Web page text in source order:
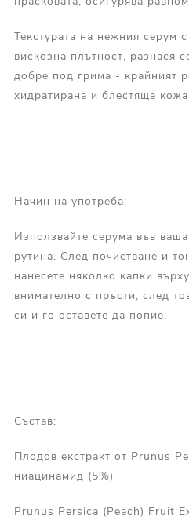
Текстурата на нежния серум
вискозна плътност, разнася
добре под грима - крайният
хидратирана и блестяща
Начин на употреба:
Използвайте серума във
рутина. След почистване и
нанесете няколко капки
внимателно с пръсти, след
си и го оставете да попие.
Състав:
Плодов екстракт от Prunus
ниацинамид (5%)
Prunus Persica (Peach) Fruit